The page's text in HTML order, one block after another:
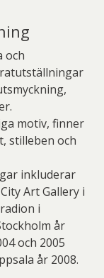
och
motiv, finner
stilleben och
inkluderar
Art Gallery i
i
år
och 2005
år 2008.